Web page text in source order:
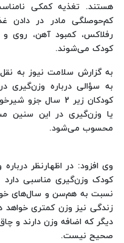
هستند. تغذیه کمکی
کم‌حوصلگی مادر در دادن
رفلاکس، کمبود آهن، روی
کودک می‌شوند.
به گزارش سلامت نیوز به
به سؤالی درباره وزن‌گیری
کودکان زیر 2 سال
یا وزن‌گیری در این سنین
محسوب می‌شود.
وی افزود: در اظهارنظر
کودک وزن‌گیری مناسبی
نسبت به هم‌سن و سال‌های
زندگی نیز وزن کمتری
دیگر که اضافه وزن دارند و
صحیح نیست.